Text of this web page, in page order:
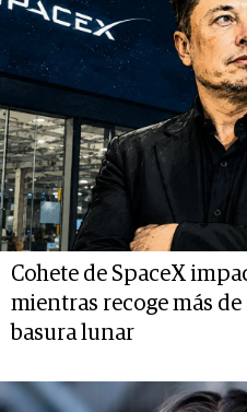
Cohete de SpaceX
mientras recoge más
basura lunar